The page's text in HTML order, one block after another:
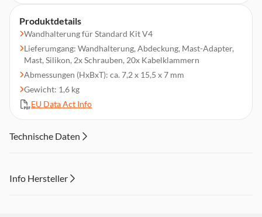
Produktdetails
Wandhalterung für Standard Kit V4
Lieferumgang: Wandhalterung, Abdeckung, Mast-Adapter,
Mast, Silikon, 2x Schrauben, 20x Kabelklammern
Abmessungen (HxBxT): ca. 7,2 x 15,5 x 7 mm
Gewicht: 1,6 kg
EU Data Act Info
Technische Daten
Info Hersteller